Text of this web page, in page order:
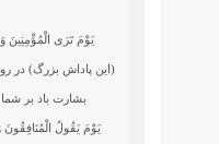
يَوْمَ تَرَى الْمُؤْمِنِينَ
(اين پاداش بزرگ) در
بشارت باد بر
يَوْمَ يَقُولُ الْمُنَافِقُونَ